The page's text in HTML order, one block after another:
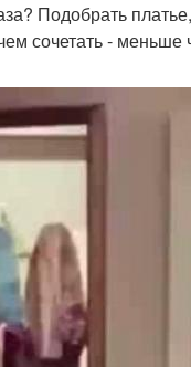
Подобрать
сочетать - меньше